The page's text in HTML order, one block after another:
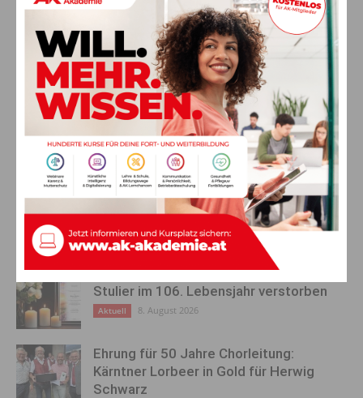
Am heutigen Donnerstagvormittag tagt die Corona-Taskforce.
Aufgrund der steigenden Infektionszahlen könnten weitere
Maßnahmen hinzukommen. Wir halten euch auf dem
Laufenden.
Vorheriger Artikel
Zusammenarbeit wird
ausgebaut
Nächster Artikel
Verkehrsunfall auf der B111
AKTUELLES
Ein langes Leben ging zu Ende: Anna
Stulier im 106. Lebensjahr verstorben
Aktuell 8. August 2026
Ehrung für 50 Jahre Chorleitung:
Kärntner Lorbeer in Gold für Herwig
Schwarz